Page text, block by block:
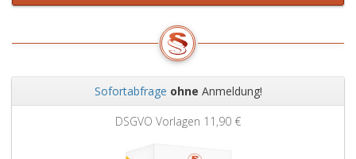
6,
ruht,
sind
auf
die
Höchstdauer
gemäß
Paragraph
Sofortabfrage ohne Anmeldung!
DSGVO Vorlagen 11,90 €